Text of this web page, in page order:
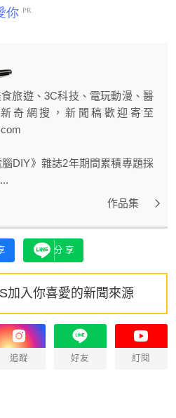
旅遊、3C科技、電玩動漫、醫
奇網搜，新聞稿歡迎寄至
DIY》雜誌2年期間累積專題採
作品集
分享
加入你喜愛的新聞來源
追蹤 好友 訂閱